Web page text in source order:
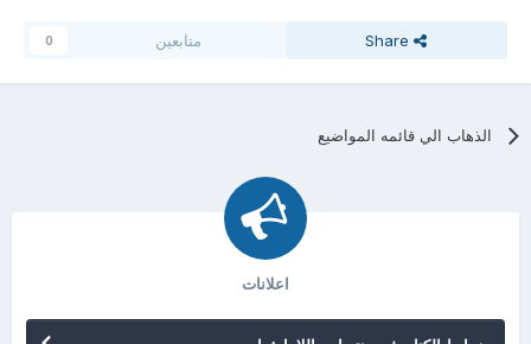
Share متابعين 0
الذهاب الي قائمه المواضيع
اعلانات